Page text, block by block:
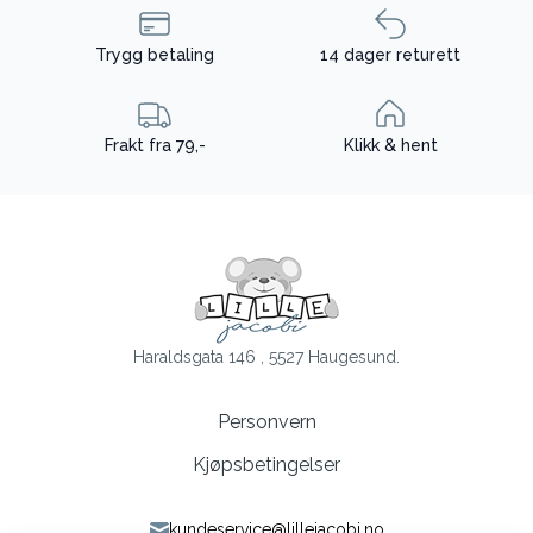
Trygg betaling 14 dager returett
Frakt fra 79,- Klikk & hent
Haraldsgata 146 , 5527 Haugesund.
Personvern
Kjøpsbetingelser